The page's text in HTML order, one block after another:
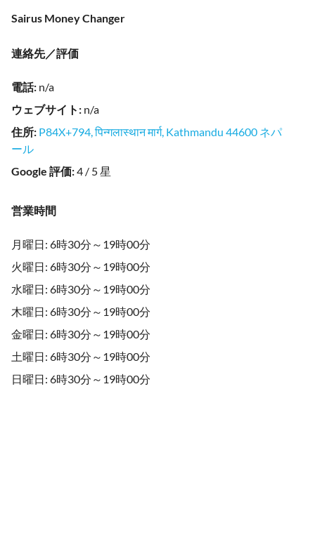
Sairus Money Changer
連絡先／評価
電話: n/a
ウェブサイト : n/a
住所: P84X+794, पिन्गलास्थान मार्ग, Kathmandu 44600 ネパ
ール
Google 評価:4 / 5 星
営業時間
月曜日: 6時30分～19時00分
火曜日: 6時30分～19時00分
水曜日: 6時30分～19時00分
木曜日: 6時30分～19時00分
金曜日: 6時30分～19時00分
土曜日: 6時30分～19時00分
日曜日: 6時30分～19時00分